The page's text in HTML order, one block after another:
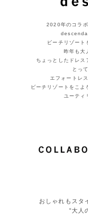
2020年のコラ
ビーチリゾート
昨年も大
ちょっとしたドレス
とっ
エフォートレ
ビーチリゾートをこ
ユーティ
おしゃれもスタ
“大人